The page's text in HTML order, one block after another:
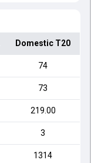
Domestic T20
74
73
219.00
3
1314